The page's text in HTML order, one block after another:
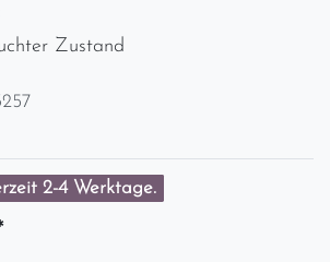
Zustand
2-4 Werktage.